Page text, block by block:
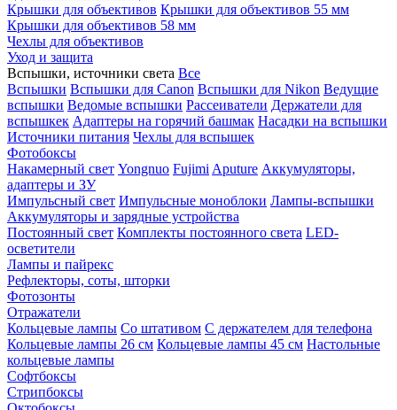
Крышки для объективов Крышки для объективов 55 мм
Крышки для объективов 58 мм
Чехлы для объективов
Уход и защита
Вспышки, источники света Все
Вспышки Вспышки для Canon Вспышки для Nikon Ведущие
вспышки Ведомые вспышки Рассеиватели Держатели для
вспышкек Адаптеры на горячий башмак Насадки на вспышки
Источники питания Чехлы для вспышек
Фотобоксы
Накамерный свет Yongnuo Fujimi Aputure Аккумуляторы,
адаптеры и ЗУ
Импульсный свет Импульсные моноблоки Лампы-вспышки
Аккумуляторы и зарядные устройства
Постоянный свет Комплекты постоянного света LED-
осветители
Лампы и пайрекс
Рефлекторы, соты, шторки
Фотозонты
Отражатели
Кольцевые лампы Со штативом С держателем для телефона
Кольцевые лампы 26 см Кольцевые лампы 45 см Настольные
кольцевые лампы
Софтбоксы
Стрипбоксы